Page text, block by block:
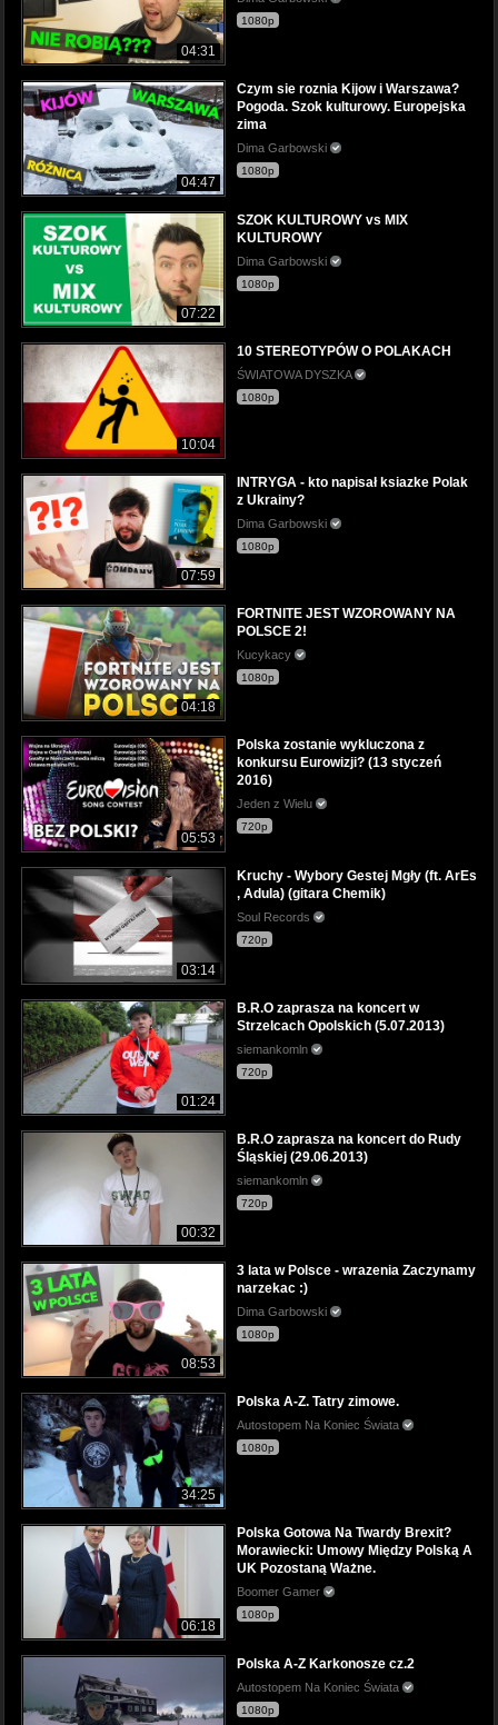
04:31
1080p
04:47
Czym sie roznia Kijow i Warszawa?
Pogoda. Szok kulturowy. Europejska
zima
Dima Garbowski
1080p
07:22
SZOK KULTUROWY vs MIX
KULTUROWY
Dima Garbowski
1080p
10:04
10 STEREOTYPÓW O POLAKACH
ŚWIATOWA DYSZKA
1080p
07:59
INTRYGA - kto napisał ksiazke Polak
z Ukrainy?
Dima Garbowski
1080p
04:18
FORTNITE JEST WZOROWANY NA
POLSCE 2!
Kucykacy
1080p
05:53
Polska zostanie wykluczona z
konkursu Eurowizji? (13 styczeń
2016)
Jeden z Wielu
720p
03:14
Kruchy - Wybory Gestej Mgły (ft. ArEs
, Adula) (gitara Chemik)
Soul Records
720p
01:24
B.R.O zaprasza na koncert w
Strzelcach Opolskich (5.07.2013)
siemankomln
720p
00:32
B.R.O zaprasza na koncert do Rudy
Śląskiej (29.06.2013)
siemankomln
720p
08:53
3 lata w Polsce - wrazenia Zaczynamy
narzekac :)
Dima Garbowski
1080p
34:25
Polska A-Z. Tatry zimowe.
Autostopem Na Koniec Świata
1080p
06:18
Polska Gotowa Na Twardy Brexit?
Morawiecki: Umowy Między Polską A
UK Pozostaną Ważne.
Boomer Gamer
1080p
Polska A-Z Karkonosze cz.2
Autostopem Na Koniec Świata
1080p